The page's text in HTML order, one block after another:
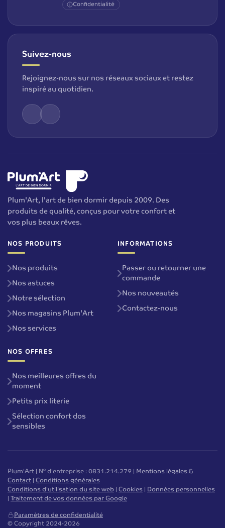
Confidentialité
Suivez-nous
Rejoignez-nous sur nos réseaux sociaux et restez
inspiré au quotidien.
Plum'Art, l'art de bien dormir depuis 2009. Des
produits de qualité, conçus pour votre confort et
vos plus beaux rêves.
NOS PRODUITS
Nos produits
Nos astuces
Notre sélection
Nos magasins Plum'Art
Nos services
INFORMATIONS
Passer ou retourner une
commande
Nos nouveautés
Contactez-nous
NOS OFFRES
Nos meilleures offres du
moment
Petits prix literie
Sélection confort dos
sensibles
Plum'Art | N° d'entreprise : 0831.214.279 | Mentions légales &
Contact | Conditions générales
Conditions d'utilisation du site web | Cookies | Données personnelles
| Traitement de vos données par Google
Paramètres de confidentialité
© Copyright 2024-2026